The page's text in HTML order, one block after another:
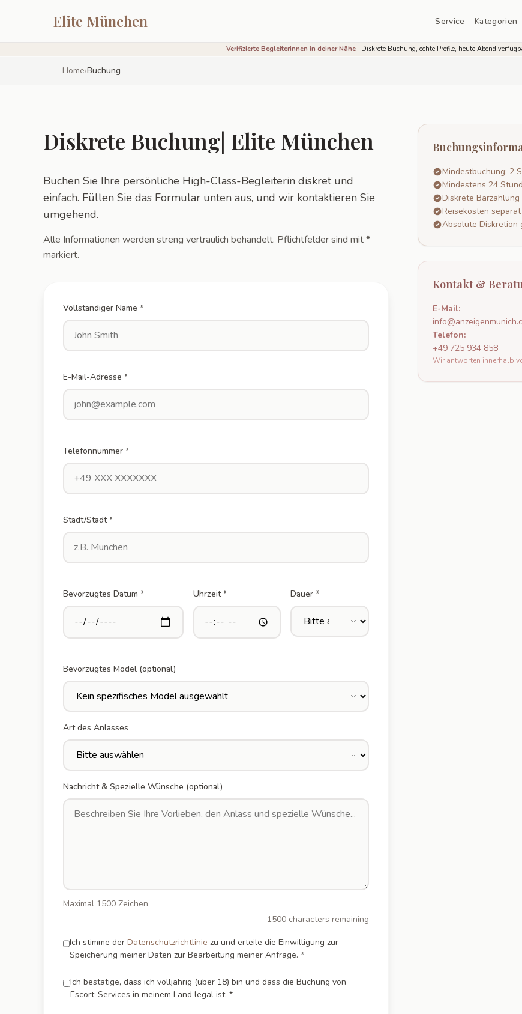
Elite München Service Kategorien
Home›Buchung
Diskrete Buchung| Elite München
Buchen Sie Ihre persönliche High-Class-Begleiterin diskret und
einfach. Füllen Sie das Formular unten aus, und wir kontaktieren Sie
umgehend.
Alle Informationen werden streng vertraulich behandelt. Pflichtfelder sind mit *
markiert.
Vollständiger Name *
E-Mail-Adresse *
Telefonnummer *
Stadt/Stadt *
Bevorzugtes Datum * Uhrzeit * Dauer *
Bevorzugtes Model (optional)
Art des Anlasses
Nachricht & Spezielle Wünsche (optional)
Maximal 1500 Zeichen
1500 characters remaining
Ich stimme der Datenschutzrichtlinie zu und erteile die Einwilligung zur
Speicherung meiner Daten zur Bearbeitung meiner Anfrage. *
Ich bestätige, dass ich volljährig (über 18) bin und dass die Buchung von
Escort-Services in meinem Land legal ist. *
Mindestbuchung: 2
Mindestens 24
Diskrete Barzahlung
Reisekosten separat
Absolute Diskretion
Kontakt &
E-Mail:
Telefon:
+49 725 934 858
Wir antworten innerhalb
Verifizierte Begleiterinnen in deiner Nähe · Diskrete Buchung, echte Profile, heute Abend